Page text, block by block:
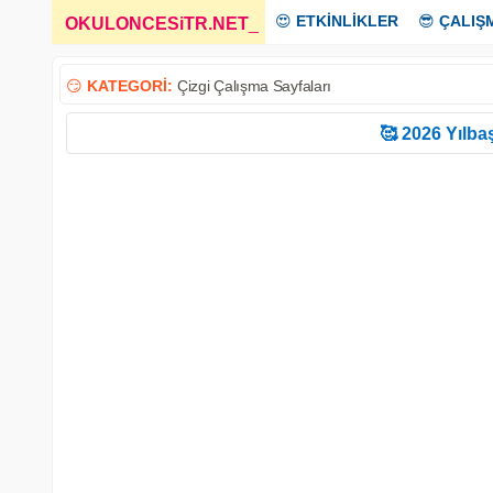
OKULONCESiTR.NET 😍 ETKİNLİKLER 😎
😏 KATEGORİ: Çizgi Çalışma Sayfaları
🥰 2026